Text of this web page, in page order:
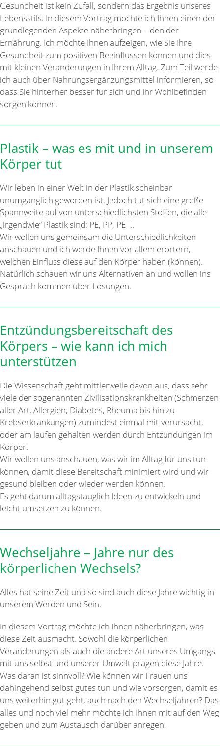
Gesundheit ist kein Zufall, sondern das Ergebnis unseres
Lebensstils. In diesem Vortrag möchte ich Ihnen einen der
grundlegenden Aspekte näherbringen – den der
Ernährung. Ich möchte Ihnen aufzeigen, wie Sie Ihre
Gesundheit zum positiven Beeinflussen können und dies
mit kleinen Veränderungen in Ihrem Alltag. Zum Teil werde
ich auch über Nahrungsergänzungsmittel informieren, so
dass Sie hinterher besser für sich und Ihr Wohlbefinden
sorgen können.
Plastik – was es mit und in unserem
Körper tut
Wir leben in einer Welt in der Plastik scheinbar
unumgänglich geworden ist. Jedoch tut sich eine große
Spannweite auf von unterschiedlichsten Stoffen, die alle
„irgendwie“ Plastik sind: PE, PP, PET..
Wir wollen uns gemeinsam die Unterschiedlichkeiten
anschauen und ich werde Ihnen vor allem erörtern,
welchen Einfluss diese auf den Körper haben (können).
Natürlich schauen wir uns Alternativen an und wollen ins
Gespräch kommen über Lösungen.
Entzündungsbereitschaft des
Körpers – wie kann ich mich
unterstützen
Die Wissenschaft geht mittlerweile davon aus, dass sehr
viele der sogenannten Zivilisationskrankheiten (Schmerzen
aller Art, Allergien, Diabetes, Rheuma bis hin zu
Krebserkrankungen) zumindest einmal mit-verursacht,
oder am laufen gehalten werden durch Entzündungen im
Körper.
Wir wollen uns anschauen, was wir im Alltag für uns tun
können, damit diese Bereitschaft minimiert wird und wir
gesund bleiben oder wieder werden können.
Es geht darum alltagstauglich Ideen zu entwickeln und
leicht umsetzen zu können.
Wechseljahre – Jahre nur des
körperlichen Wechsels?
Alles hat seine Zeit und so sind auch diese Jahre wichtig in
unserem Werden und Sein.
In diesem Vortrag möchte ich Ihnen näherbringen, was
diese Zeit ausmacht. Sowohl die körperlichen
Veränderungen als auch die andere Art unseres Umgangs
mit uns selbst und unserer Umwelt prägen diese Jahre.
Was daran ist sinnvoll? Wie können wir Frauen uns
dahingehend selbst gutes tun und wie vorsorgen, damit es
uns weiterhin gut geht, auch nach den Wechseljahren? Das
alles und noch viel mehr möchte ich Ihnen mit auf den Weg
geben und zum Austausch darüber anregen.